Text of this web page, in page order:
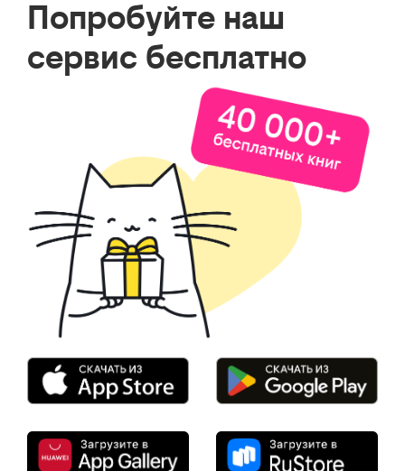
Попробуйте наш
сервис бесплатно